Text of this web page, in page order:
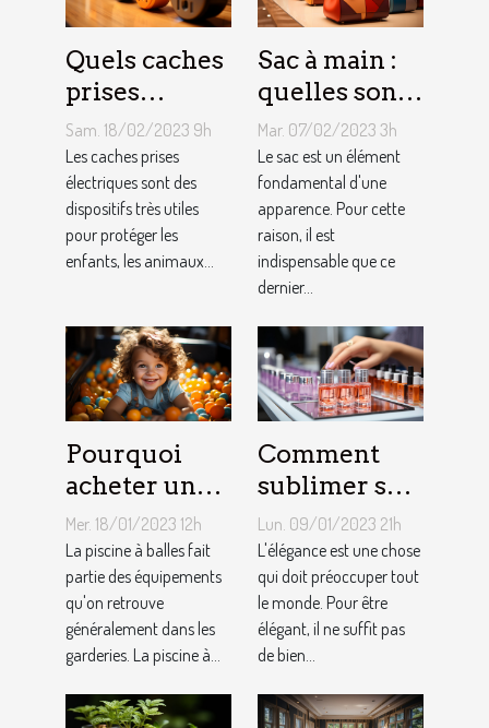
Quels caches
prises
électriques
choisir ?
Sam. 18/02/2023 9h
Les caches prises
électriques sont des
dispositifs très utiles
pour protéger les
enfants, les animaux...
Sac à main :
quelles sont
les astuces
pour faire un
choix
approprié ?
Mar. 07/02/2023 3h
Le sac est un élément
fondamental d'une
apparence. Pour cette
raison, il est
indispensable que ce
dernier...
Pourquoi
acheter une
piscine à
balles à son
bébé ?
Mer. 18/01/2023 12h
La piscine à balles fait
partie des équipements
qu'on retrouve
généralement dans les
garderies. La piscine à...
Comment
sublimer ses
ongles ?
Lun. 09/01/2023 21h
L'élégance est une chose
qui doit préoccuper tout
le monde. Pour être
élégant, il ne suffit pas
de bien...